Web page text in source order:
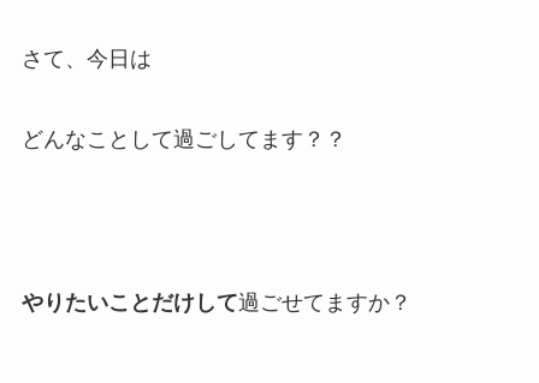
さて、今日は
どんなことして過ごしてます？？
やりたいことだけして過ごせてますか？